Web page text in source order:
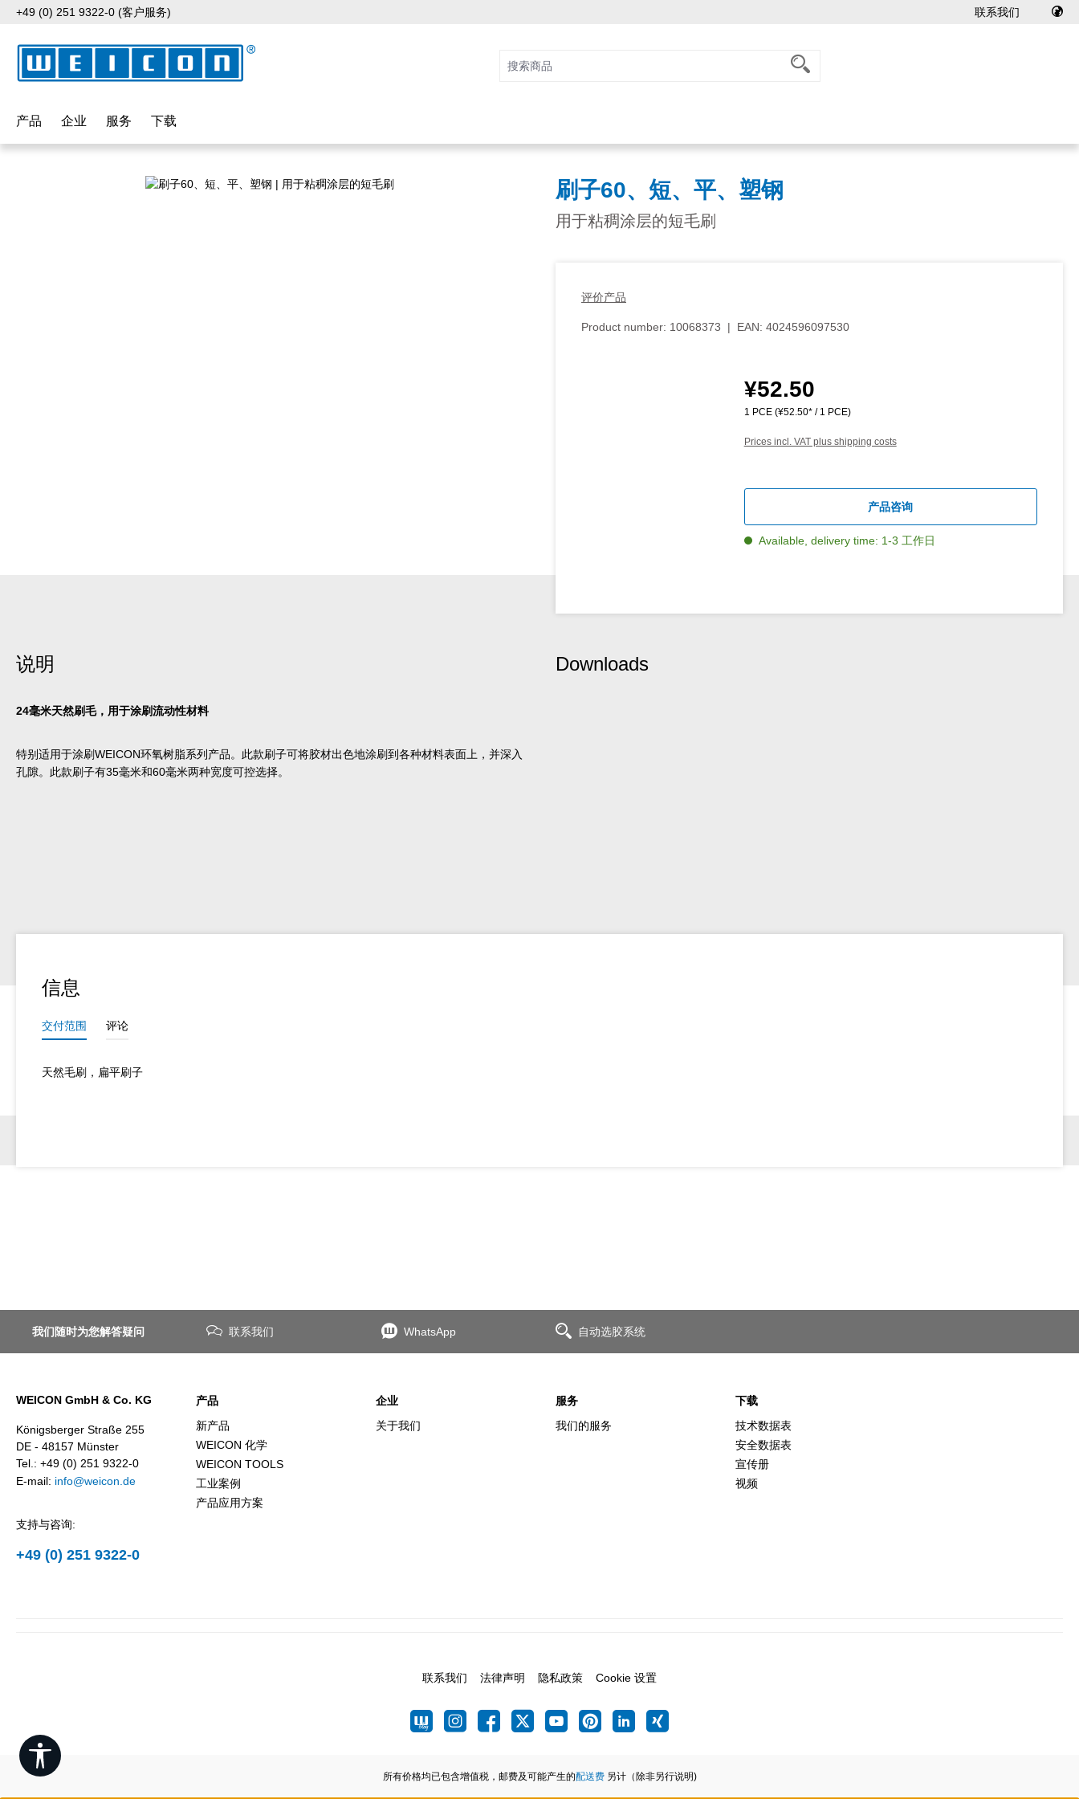
to main content
Skip to search
Skip to main navigation
+49 (0) 251 9322-0 (客户服务) 联系我们
产品 企业 服务 下载
刷子60、短、平、塑钢
用于粘稠涂层的短毛刷
评价产品
Product number: 10068373 | EAN: 4024596097530
Regular price:
¥52.50
1 PCE (¥52.50* / 1 PCE)
Prices incl. VAT plus shipping costs
产品咨询
Available, delivery time: 1-3 工作日
说明
24毫米天然刷毛，用于涂刷流动性材料
特别适用于涂刷WEICON环氧树脂系列产品。此款刷子可将胶材出色地涂刷到各种材料表面上，并深入
孔隙。此款刷子有35毫米和60毫米两种宽度可控选择。
Downloads
信息
交付范围 评论
天然毛刷，扁平刷子
我们随时为您解答疑问 联系我们 WhatsApp 自动选胶系统
WEICON GmbH & Co. KG
Königsberger Straße 255
DE - 48157 Münster
Tel.: +49 (0) 251 9322-0
E-mail: info@weicon.de
支持与咨询:
+49 (0) 251 9322-0
产品
新产品
WEICON 化学
WEICON TOOLS
工业案例
产品应用方案
企业
关于我们
服务
我们的服务
下载
技术数据表
安全数据表
宣传册
视频
联系我们 法律声明 隐私政策 Cookie 设置
所有价格均已包含增值税，邮费及可能产生的配送费另计（除非另行说明)
Show toolbar